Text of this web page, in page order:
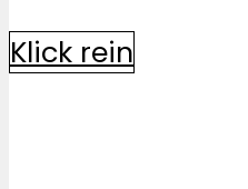
Klick rein